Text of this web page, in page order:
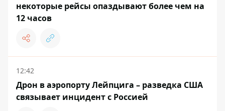
некоторые рейсы опаздывают более чем на
12 часов
12:42
Дрон в аэропорту Лейпцига – разведка США
связывает инцидент с Россией